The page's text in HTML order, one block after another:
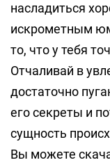
насладиться
искрометным
то, что у тебя
Отчаливай в
достаточно
его секреты и
сущность
Вы можете